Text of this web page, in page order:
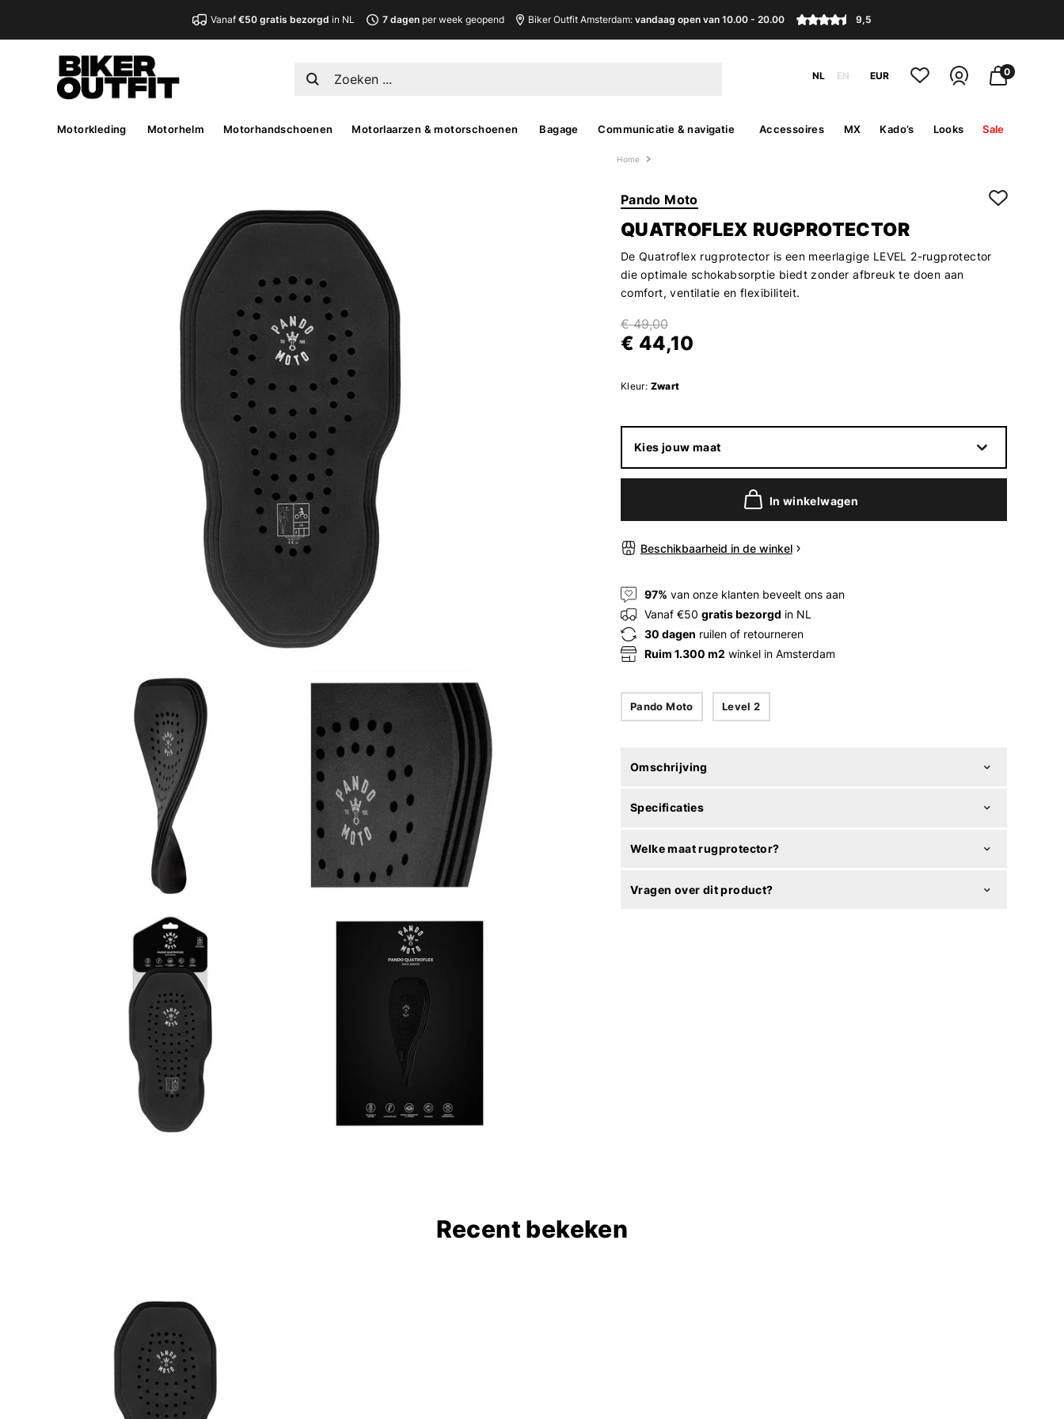
Vanaf€50 gratis bezorgd in NL 7 dagenper week geopend Biker Outfit Amsterdam: vandaag open van 10.00 - 20.00 9,5
NL EN EUR 0
Motorkleding Motorhelm Motorhandschoenen Motorlaarzen & motorschoenen Bagage Communicatie & navigatie Accessoires MX Kado’s Looks Sale
Home
Pando Moto
QUATROFLEX RUGPROTECTOR
De Quatroflex rugprotector is een meerlagige LEVEL 2-rugprotector
die optimale schokabsorptie biedt zonder afbreuk te doen aan
comfort, ventilatie en flexibiliteit.
€ 49,00
€ 44,10
Kleur: Zwart
Kies jouw maat
In winkelwagen
Beschikbaarheid in de winkel
97% van onze klanten beveelt ons aan
Vanaf €50 gratis bezorgd in NL
30 dagen ruilen of retourneren
Ruim 1.300 m2 winkel in Amsterdam
Pando Moto Level 2
Omschrijving
Specificaties
Welke maat rugprotector?
Vragen over dit product?
Recent bekeken